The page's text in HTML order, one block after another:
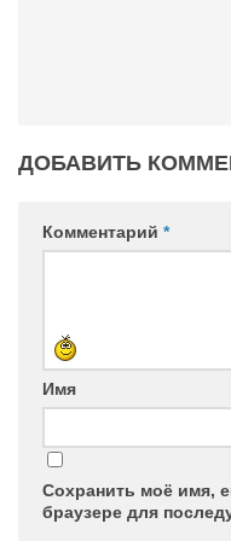
ДОБАВИТЬ
Комментарий *
Имя
Сохранить моё имя,
браузере для